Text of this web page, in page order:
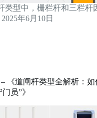
类型中，栅栏杆和三栏杆
2025年6月10日
《道闸杆类型全解析：如
员”》